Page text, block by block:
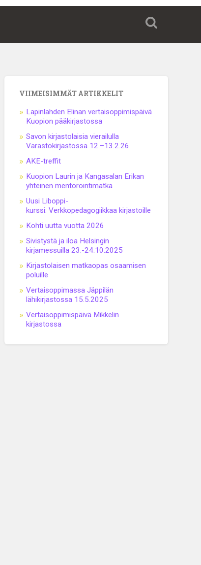
VIIMEISIMMÄT ARTIKKELIT
Lapinlahden Elinan vertaisoppimispäivä
Kuopion pääkirjastossa
Savon kirjastolaisia vierailulla
Varastokirjastossa 12.–13.2.26
AKE-treffit
Kuopion Laurin ja Kangasalan Erikan
yhteinen mentorointimatka
Uusi Liboppi-
kurssi: Verkkopedagogiikkaa kirjastoille
Kohti uutta vuotta 2026
Sivistystä ja iloa Helsingin
kirjamessuilla 23.-24.10.2025
Kirjastolaisen matkaopas osaamisen
poluille
Vertaisoppimassa Jäppilän
lähikirjastossa 15.5.2025
Vertaisoppimispäivä Mikkelin
kirjastossa